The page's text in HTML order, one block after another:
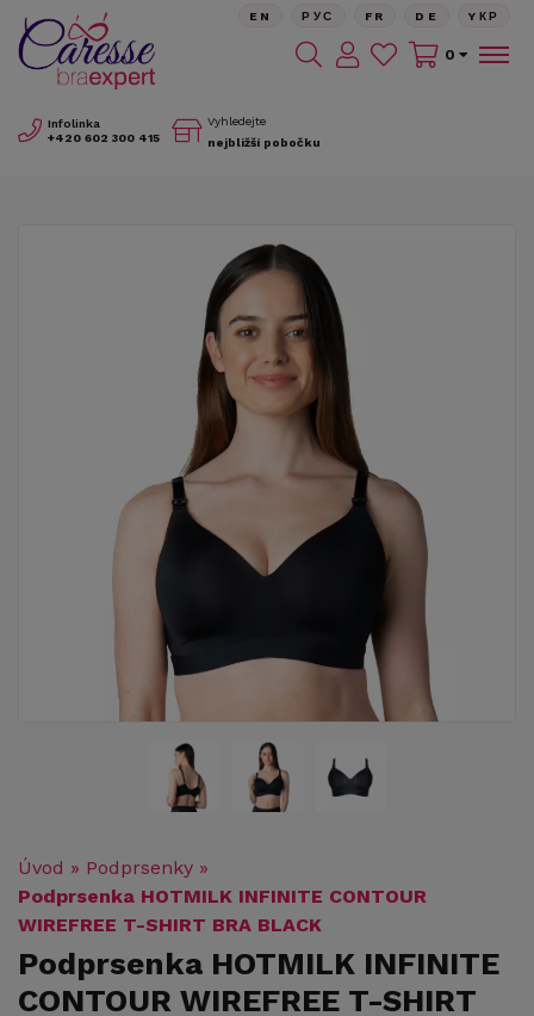
Infolinka
+420 602 300 415
Vyhledejte
nejbližší pobočku
EN РУС FR DE YКР
0
Úvod » Podprsenky »
Podprsenka HOTMILK INFINITE CONTOUR
WIREFREE T-SHIRT BRA BLACK
Podprsenka HOTMILK INFINITE
CONTOUR WIREFREE T-SHIRT